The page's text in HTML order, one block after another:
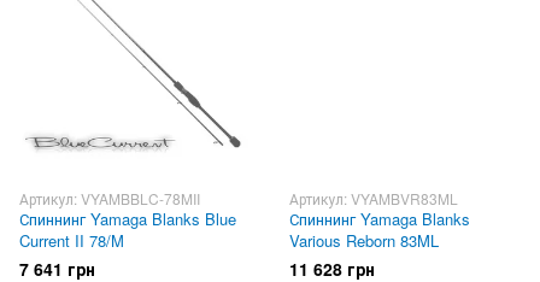
Артикул: VYAMBBLC-78MII
Спиннинг Yamaga Blanks Blue
Current II 78/M
7 641 грн
Артикул: VYAMBVR83ML
Спиннинг Yamaga Blanks
Various Reborn 83ML
11 628 грн